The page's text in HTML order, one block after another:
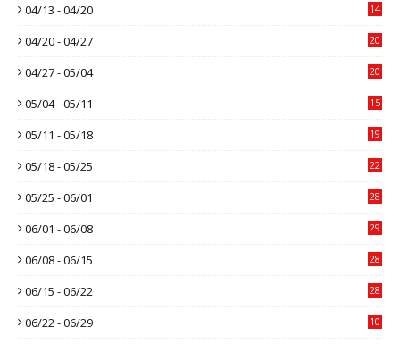
04/13 - 04/20 14
04/20 - 04/27 20
04/27 - 05/04 20
05/04 - 05/11 15
05/11 - 05/18 19
05/18 - 05/25 22
05/25 - 06/01 28
06/01 - 06/08 29
06/08 - 06/15 28
06/15 - 06/22 28
06/22 - 06/29 10